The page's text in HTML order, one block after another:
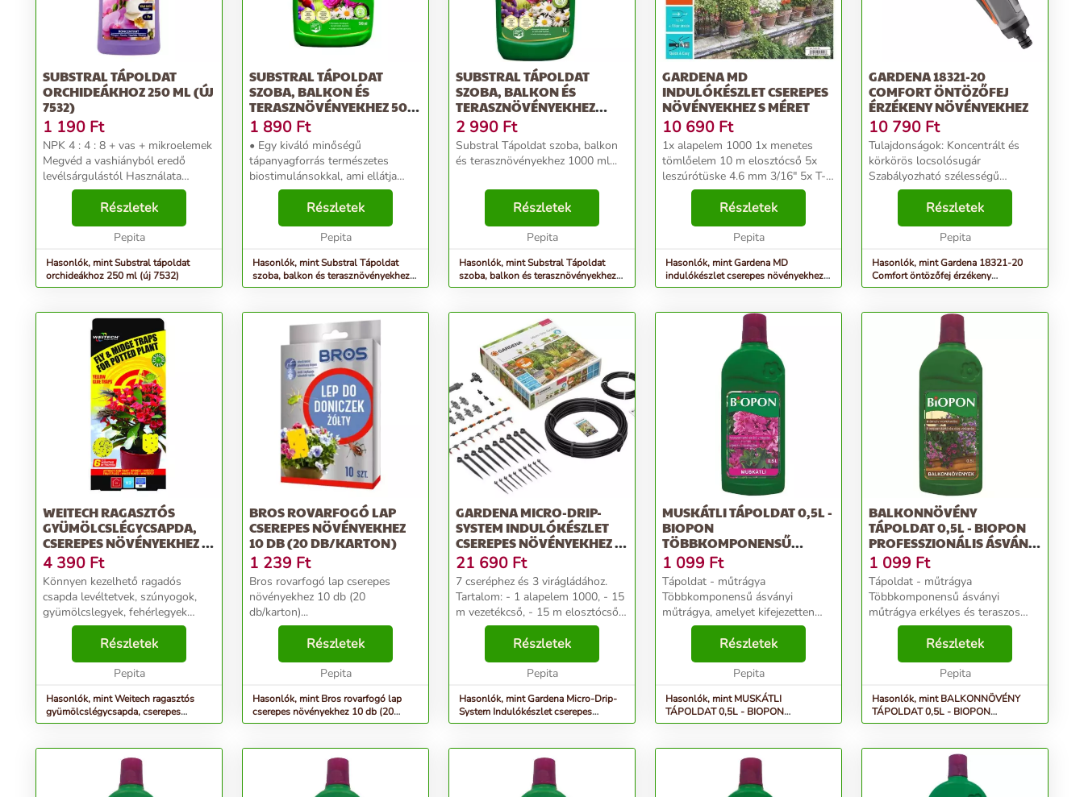
SUBSTRAL TÁPOLDAT
ORCHIDEÁKHOZ 250 ML (ÚJ
7532)
1 190 Ft
NPK 4 : 4 : 8 + vas + mikroelemek
Megvéd a vashiányból eredő
levélsárgulástól Használata
segítségével növényünk hosszan
és dúsan fog virágozni. Adagolás:
márciustól szeptemberig
kéthetente, télen ha...
Részletek
Pepita
Hasonlók, mint Substral tápoldat
orchideákhoz 250 ml (új 7532)
SUBSTRAL TÁPOLDAT
SZOBA, BALKON ÉS
TERASZNÖVÉNYEKHEZ 500
ML
1 890 Ft
• Egy kiváló minőségű
tápanyagforrás természetes
biostimulánsokkal, ami ellátja
növényeit az összes fontos
tápanyaggal és nyomelemmel •
Láthatóan szebb növények 7 nap
elteltével • Pompás növények és
Részletek
Pepita
Hasonlók, mint Substral Tápoldat
szoba, balkon és terasznövényekhez
500 ml
SUBSTRAL TÁPOLDAT
SZOBA, BALKON ÉS
TERASZNÖVÉNYEKHEZ
1000 ML
2 990 Ft
Substral Tápoldat szoba, balkon
és terasznövényekhez 1000 ml...
Részletek
Pepita
Hasonlók, mint Substral Tápoldat
szoba, balkon és terasznövényekhez
1000 ml
GARDENA MD
INDULÓKÉSZLET CSEREPES
NÖVÉNYEKHEZ S MÉRET
10 690 Ft
1x alapelem 1000 1x menetes
tömlőelem 10 m elosztócső 5x
leszúrótüske 4.6 mm 3/16" 5x T-
elem 4.6mm 3/16" 1x zárótömítés
4.6 mm 3/16" 5x szabályozható
végcsepegtető...
Részletek
Pepita
Hasonlók, mint Gardena MD
indulókészlet cserepes növényekhez S
méret
GARDENA 18321-20
COMFORT ÖNTÖZŐFEJ
ÉRZÉKENY NÖVÉNYEKHEZ
10 790 Ft
Tulajdonságok: Koncentrált és
körkörös locsolósugár
Szabályozható szélességű
locsolósugár Utáncsepegés elleni
Részletek
Pepita
Hasonlók, mint Gardena 18321-20
Comfort öntözőfej érzékeny
növényekhez
WEITECH RAGASZTÓS
GYÜMÖLCSLÉGYCSAPDA,
CSEREPES NÖVÉNYEKHEZ (2
DB)
4 390 Ft
Könnyen kezelhető ragadós
csapda levéltetvek, szúnyogok,
gyümölcslegyek, fehérlegyek
ellen. Az élénksárga szín vonzza a
kártevőket, azonnal megtapadnak,
amint érintkezésbe kerülnek a
csapda ragadós fe...
Részletek
Pepita
Hasonlók, mint Weitech ragasztós
gyümölcslégycsapda, cserepes
növényekhez (2 db)
BROS ROVARFOGÓ LAP
CSEREPES NÖVÉNYEKHEZ
10 DB (20 DB/KARTON)
1 239 Ft
Bros rovarfogó lap cserepes
növényekhez 10 db (20
db/karton)...
Részletek
Pepita
Hasonlók, mint Bros rovarfogó lap
cserepes növényekhez 10 db (20
db/karton)
GARDENA MICRO-DRIP-
SYSTEM INDULÓKÉSZLET
CSEREPES NÖVÉNYEKHEZ M
13001-20
21 690 Ft
7 cseréphez és 3 virágládához.
Tartalom: - 1 alapelem 1000, - 15
m vezetékcső, - 15 m elosztócső,
- 7 szabályozható végcsepegtető,
- 6 szabályozható sorcsepegtető -
Részletek
Pepita
Hasonlók, mint Gardena Micro-Drip-
System Indulókészlet cserepes
növényekhez M 13001-20
MUSKÁTLI TÁPOLDAT 0,5L -
BIOPON
TÖBBKOMPONENSŰ
ÁSVÁNYI MŰTRÁGYA S...
1 099 Ft
Tápoldat - műtrágya
Többkomponensű ásványi
műtrágya, amelyet kifejezetten
muskátlifajták számára
fejlesztettek ki. Az amid forma
nitrogéntartalma meghosszabbítja
a hatás időtartamát, így nem kell
Részletek
Pepita
Hasonlók, mint MUSKÁTLI
TÁPOLDAT 0,5L - BIOPON
többkomponensű ásványi műtrágya
BALKONNÖVÉNY
TÁPOLDAT 0,5L - BIOPON
PROFESSZIONÁLIS ÁSVÁNYI
MŰTRÁ...
1 099 Ft
Tápoldat - műtrágya
Többkomponensű ásványi
műtrágya erkélyes és teraszos
növényekhez. Az amid forma
nitrogéntartalma meghosszabbítja
a hatás időtartamát, tehát csak a
növényeket kell 10 naponta
Részletek
Pepita
Hasonlók, mint BALKONNÖVÉNY
TÁPOLDAT 0,5L - BIOPON
professzionális ásványi műtrá...